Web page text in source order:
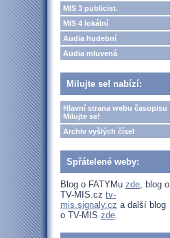
MIS 3 publicist.
MIS 4 lokální
Audia hudební
Audia mluvená
Milujte se! nabízí:
Hlavní strana webu časopisu
Milujte se!
Archiv vyšlých čísel
Spřátelené weby:
Blog o FATYMu zde, blog o
TV-MIS.cz tv-
mis.signaly.cz a další blog
o TV-MIS zde.